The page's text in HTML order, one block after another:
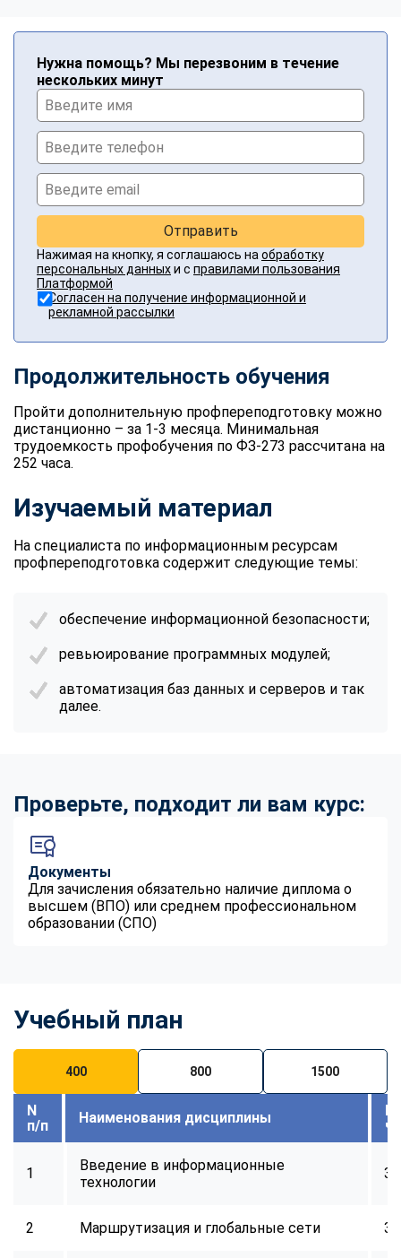
Нужна помощь? Мы перезвоним в течение
нескольких минут
Отправить
Нажимая на кнопку, я соглашаюсь на обработку
персональных данныхи с правилами пользования
Платформой
Согласен на получение информационной и
рекламной рассылки
Продолжительность обучения
Пройти дополнительную профпереподготовку можно
дистанционно – за 1-3 месяца. Минимальная
трудоемкость профобучения по ФЗ-273 рассчитана на
252 часа.
Изучаемый материал
На специалиста по информационным ресурсам
профпереподготовка содержит следующие темы:
обеспечение информационной безопасности;
ревьюирование программных модулей;
автоматизация баз данных и серверов и так
далее.
Проверьте, подходит ли вам курс:
Документы
Для зачисления обязательно наличие диплома о
высшем (ВПО) или среднем профессиональном
образовании (СПО)
Учебный план
400 800 1500
N
п/п
Наименования дисциплины
1
Введение в информационные
технологии
32
2 Маршрутизация и глобальные сети 32